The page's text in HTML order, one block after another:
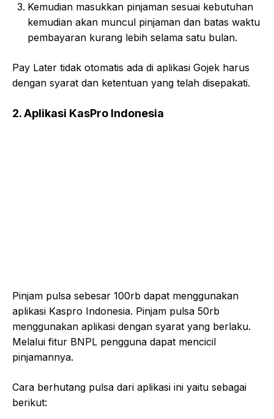
Kemudian masukkan pinjaman sesuai kebutuhan
kemudian akan muncul pinjaman dan batas waktu
pembayaran kurang lebih selama satu bulan.
Pay Later tidak otomatis ada di aplikasi Gojek harus
dengan syarat dan ketentuan yang telah disepakati.
2. Aplikasi KasPro Indonesia
Pinjam pulsa sebesar 100rb dapat menggunakan
aplikasi Kaspro Indonesia. Pinjam pulsa 50rb
menggunakan aplikasi dengan syarat yang berlaku.
Melalui fitur BNPL pengguna dapat mencicil
pinjamannya.
Cara berhutang pulsa dari aplikasi ini yaitu sebagai
berikut: